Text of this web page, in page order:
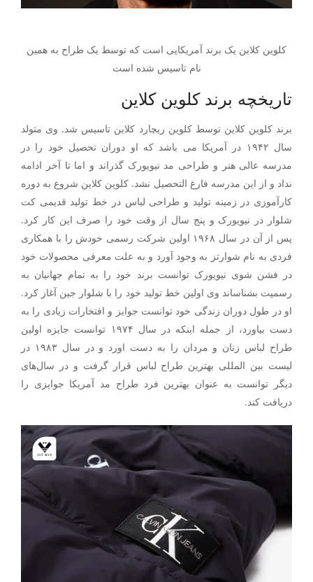
کلوین کلاین یک برند آمریکایی است که توسط یک طراح به همین
نام تاسیس شده است
تاریخچه برند کلوین کلاین
برند کلوین کلاین توسط کلوین ریچارد کلاین تاسیس شد. وی متولد
سال ۱۹۴۲ در آمریکا می باشد که او دوران تحصیل خود را در
مدرسه عالی هنر و طراحی مد نیویورک گذراند و اما تا آخر ادامه
نداد و از این مدرسه فارغ التحصیل نشد. کلوین کلاین شروع به دوره
کارآموزی در زمینه تولید و طراحی لباس در خط تولید قدیمی کت
شلوار در نیویورک و پنج سال از وقت خود را صرف این کار کرد.
پس از آن در سال ۱۹۶۸ اولین شرکت رسمی خودش را با همکاری
فردی به نام شوارتز به وجود آورد و به علت معرفی محصولات خود
در فشن شوی نیویورک توانست برند خود را به تمام جهانیان به
رسمیت بشناساند وی اولین خط تولید خود را با شلوار جین آغاز کرد.
او در طول دوران زندگی خود توانست جوایز و افتخارات زیادی را به
دست بیاورد، از جمله اینکه در سال ۱۹۷۴ توانست جایزه اولین
طراح لباس زنان و مردان را به دست اورد و در سال ۱۹۸۳ در
لیست بین المللی بهترین طراح لباس قرار گرفت و در سال‌های
دیگر توانست به عنوان بهترین فرد طراح مد آمریکا جوایزی را
دریافت کند.